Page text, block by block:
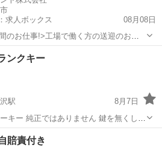
求人ボックス
08月08日
のお仕事!>工場で働く方の送迎のお仕
ばOK!残業ほぼなし <履歴書不要 オン
ーン実施中!> <業種> 機械・精密機器・
ンクキー
駅
8月7日
キー 純正ではありません 鍵を無くして
困りの方 マグネットのセッティング方
は左側溝右側溝両方在庫あり 一本
その他
賠責付き